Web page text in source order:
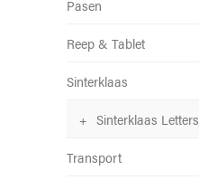
Pasen
Reep & Tablet
Sinterklaas
Sinterklaas Letters
Transport